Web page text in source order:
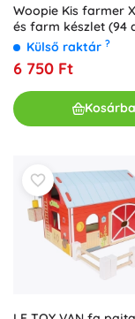
Woopie Kis farmer
és farm készlet (94
Külső raktár ?
6 750 Ft
Kosárba